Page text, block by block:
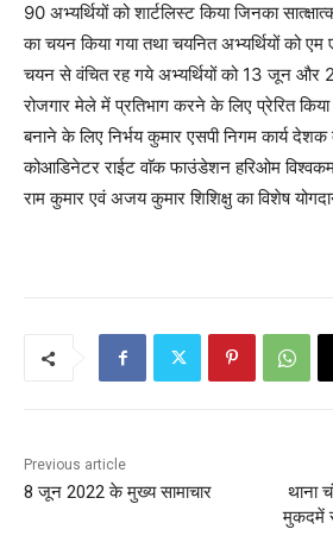
90 अभ्यर्थियों को शार्टलिस्ट किया जिनका
का चयन किया गया तथा चयनित अभ्यर्थियों को एम ए
चयन से वंचित रह गये अभ्यर्थियों को 13 जून और
रोजगार मेले में प्रतिभाग करने के लिए प्रेरित
बनाने के लिए निर्भय कुमार एसपी निगम कार्य देशक
कोआडिनेटर राईट वाॅक फाउंडेशन हरिओम
राम कुमार एवं अजय कुमार शिशिक्षु का विशेष
Previous article
8 जून 2022 के मुख्य सामाचार
थाना
मुकदमें